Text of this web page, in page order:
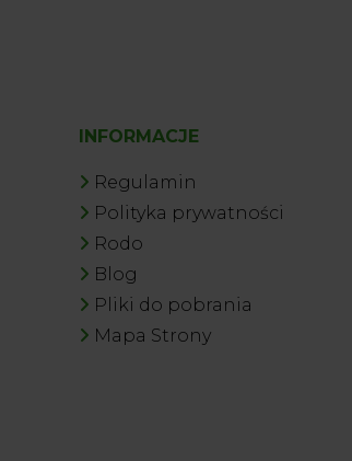
INFORMACJE
Regulamin
Polityka prywatności
Rodo
Blog
Pliki do pobrania
Mapa Strony